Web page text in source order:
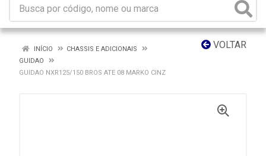
VOLTAR
INÍCIO
CHASSIS E ADICIONAIS
GUIDAO
GUIDAO NXR125/150 BROS ATE 08 MARKO CINZ